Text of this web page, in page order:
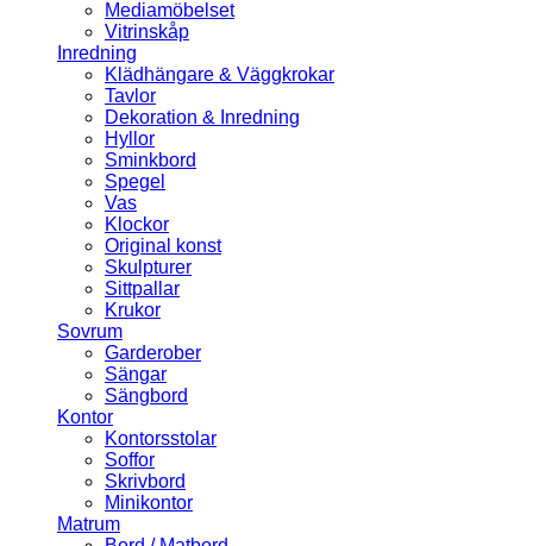
Mediamöbelset
Vitrinskåp
Inredning
Klädhängare & Väggkrokar
Tavlor
Dekoration & Inredning
Hyllor
Sminkbord
Spegel
Vas
Klockor
Original konst
Skulpturer
Sittpallar
Krukor
Sovrum
Garderober
Sängar
Sängbord
Kontor
Kontorsstolar
Soffor
Skrivbord
Minikontor
Matrum